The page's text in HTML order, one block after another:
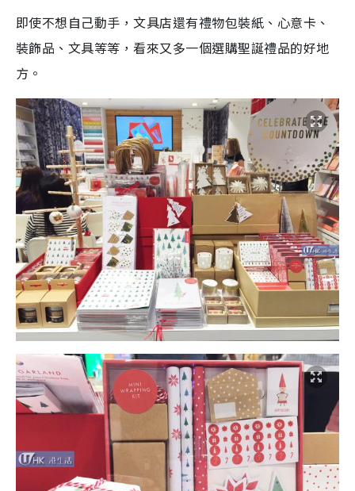
即使不想自己動手，文具店還有禮物包裝紙、心意卡、
裝飾品、文具等等，看來又多一個選購聖誕禮品的好地
方。